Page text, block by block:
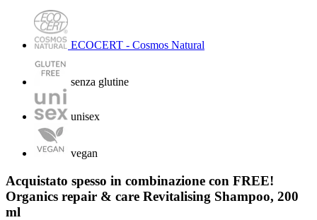
ECOCERT - Cosmos Natural
senza glutine
unisex
vegan
Acquistato spesso in combinazione con FREE!
Organics repair & care Revitalising Shampoo, 200
ml